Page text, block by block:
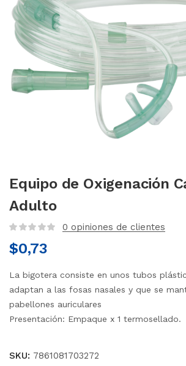
Equipo de Oxigenación
Adulto
0 opiniones de clientes
$0,73
La bigotera consiste en unos tubos
adaptan a las fosas nasales y que se
pabellones auriculares
Presentación: Empaque x 1 termosellado.
SKU: 7861081703272